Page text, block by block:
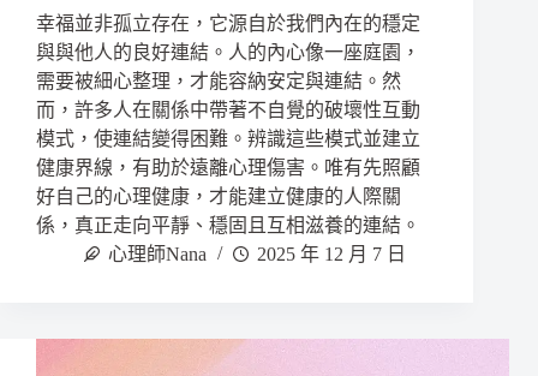
幸福並非孤立存在，它源自於我們內在的穩定
與與他人的良好連結。人的內心像一座庭園，
需要被細心整理，才能容納安定與連結。然
而，許多人在關係中帶著不自覺的破壞性互動
模式，使連結變得困難。辨識這些模式並建立
健康界線，有助於遠離心理傷害。唯有先照顧
好自己的心理健康，才能建立健康的人際關
係，真正走向平靜、穩固且互相滋養的連結。
心理師Nana
2025 年 12 月 7 日